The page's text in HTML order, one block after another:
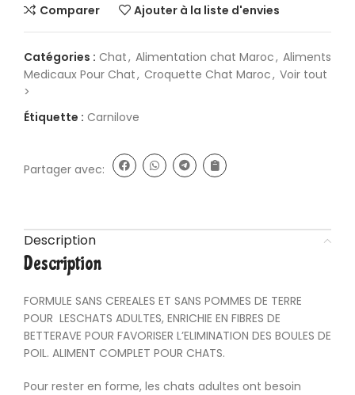
Comparer
Ajouter à la liste d'envies
Catégories : Chat, Alimentation chat Maroc, Aliments
Medicaux Pour Chat, Croquette Chat Maroc, Voir tout
>
Étiquette : Carnilove
Partager avec:
Description
Description
FORMULE SANS CEREALES ET SANS POMMES DE TERRE
POUR LESCHATS ADULTES, ENRICHIE EN FIBRES DE
BETTERAVE POUR FAVORISER L’ELIMINATION DES BOULES DE
POIL. ALIMENT COMPLET POUR CHATS.
Pour rester en forme, les chats adultes ont besoin